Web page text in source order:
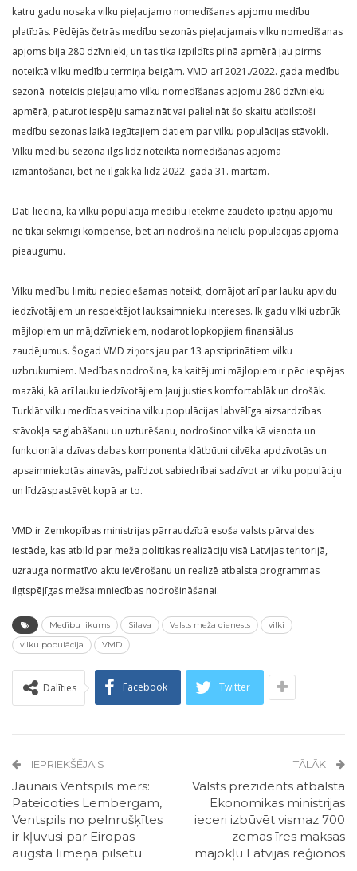
katru gadu nosaka vilku pieļaujamo nomedīšanas apjomu medību
platībās. Pēdējās četrās medību sezonās pieļaujamais vilku nomedīšanas
apjoms bija 280 dzīvnieki, un tas tika izpildīts pilnā apmērā jau pirms
noteiktā vilku medību termiņa beigām. VMD arī 2021./2022. gada medību
sezonā noteicis pieļaujamo vilku nomedīšanas apjomu 280 dzīvnieku
apmērā, paturot iespēju samazināt vai palielināt šo skaitu atbilstoši
medību sezonas laikā iegūtajiem datiem par vilku populācijas stāvokli.
Vilku medību sezona ilgs līdz noteiktā nomedīšanas apjoma
izmantošanai, bet ne ilgāk kā līdz 2022. gada 31. martam.
Dati liecina, ka vilku populācija medību ietekmē zaudēto īpatņu apjomu
ne tikai sekmīgi kompensē, bet arī nodrošina nelielu populācijas apjoma
pieaugumu.
Vilku medību limitu nepieciešamas noteikt, domājot arī par lauku apvidu
iedzīvotājiem un respektējot lauksaimnieku intereses. Ik gadu vilki uzbrūk
mājlopiem un mājdzīvniekiem, nodarot lopkopjiem finansiālus
zaudējumus. Šogad VMD ziņots jau par 13 apstiprinātiem vilku
uzbrukumiem. Medības nodrošina, ka kaitējumi mājlopiem ir pēc iespējas
mazāki, kā arī lauku iedzīvotājiem ļauj justies komfortablāk un drošāk.
Turklāt vilku medības veicina vilku populācijas labvēlīga aizsardzības
stāvokļa saglabāšanu un uzturēšanu, nodrošinot vilka kā vienota un
funkcionāla dzīvas dabas komponenta klātbūtni cilvēka apdzīvotās un
apsaimniekotās ainavās, palīdzot sabiedrībai sadzīvot ar vilku populāciju
un līdzāspastāvēt kopā ar to.
VMD ir Zemkopības ministrijas pārraudzībā esoša valsts pārvaldes
iestāde, kas atbild par meža politikas realizāciju visā Latvijas teritorijā,
uzrauga normatīvo aktu ievērošanu un realizē atbalsta programmas
ilgtspējīgas mežsaimniecības nodrošināšanai.
Medību likums Silava Valsts meža dienests
vilki
vilku populācija
VMD
Dalīties Facebook Twitter
IEPRIEKŠĒJAIS
Jaunais Ventspils mērs:
Pateicoties Lembergam,
Ventspils no pelnrušķītes
ir kļuvusi par Eiropas
augsta līmeņa pilsētu
TĀLĀK
Valsts prezidents atbalsta
Ekonomikas ministrijas
ieceri izbūvēt vismaz 700
zemas īres maksas
mājokļu Latvijas reģionos